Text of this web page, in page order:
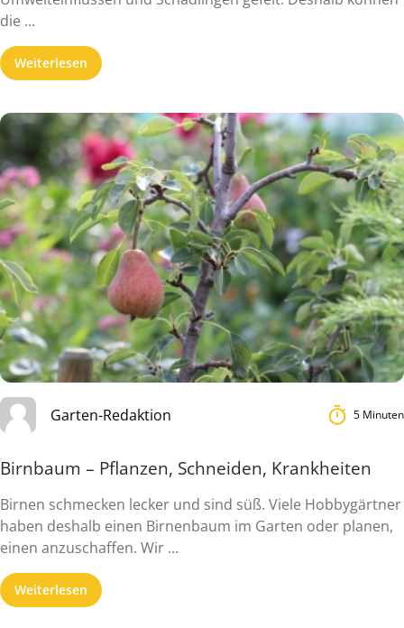
die ...
Weiterlesen
Garten-Redaktion 5 Minuten
Birnbaum – Pflanzen, Schneiden, Krankheiten
Birnen schmecken lecker und sind süß. Viele Hobbygärtner
haben deshalb einen Birnenbaum im Garten oder planen,
einen anzuschaffen. Wir ...
Weiterlesen